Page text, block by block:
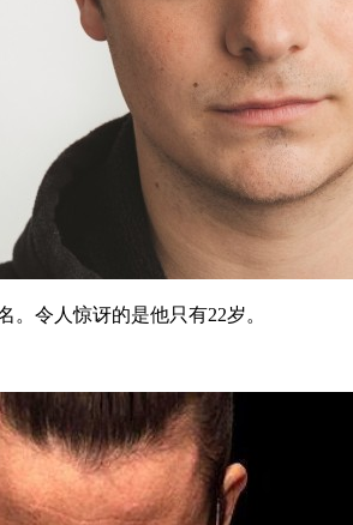
令人惊讶的是他只有22岁。